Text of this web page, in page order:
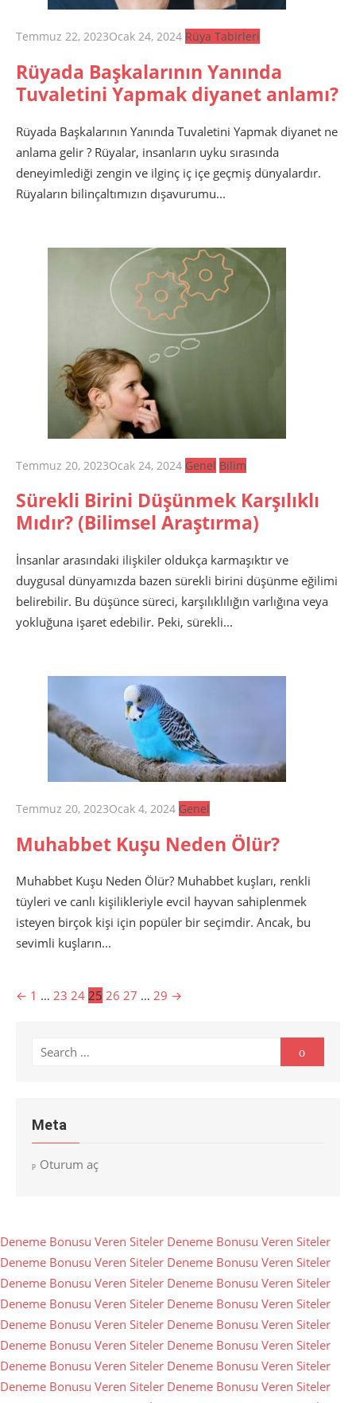
Posted
Temmuz 22, 2023Ocak 24, 2024 Rüya Tabirleri
Rüyada Başkalarının Yanında
Tuvaletini Yapmak diyanet anlamı?
Rüyada Başkalarının Yanında Tuvaletini Yapmak diyanet ne
anlama gelir ? Rüyalar, insanların uyku sırasında
deneyimlediği zengin ve ilginç iç içe geçmiş dünyalardır.
Rüyaların bilinçaltımızın dışavurumu...
Posted
Temmuz 20, 2023Ocak 24, 2024 Genel Bilim
Sürekli Birini Düşünmek Karşılıklı
Mıdır? (Bilimsel Araştırma)
İnsanlar arasındaki ilişkiler oldukça karmaşıktır ve
duygusal dünyamızda bazen sürekli birini düşünme eğilimi
belirebilir. Bu düşünce süreci, karşılıklılığın varlığına veya
yokluğuna işaret edebilir. Peki, sürekli...
Posted
Temmuz 20, 2023Ocak 4, 2024 Genel
Muhabbet Kuşu Neden Ölür?
Muhabbet Kuşu Neden Ölür? Muhabbet kuşları, renkli
tüyleri ve canlı kişilikleriyle evcil hayvan sahiplenmek
isteyen birçok kişi için popüler bir seçimdir. Ancak, bu
sevimli kuşların...
Yazı
← 1 … 23 24 25 26 27 … 29 →
Search
Search
Meta
Oturum aç
Deneme Bonusu Veren Siteler Deneme Bonusu Veren Siteler
Deneme Bonusu Veren Siteler Deneme Bonusu Veren Siteler
Deneme Bonusu Veren Siteler Deneme Bonusu Veren Siteler
Deneme Bonusu Veren Siteler Deneme Bonusu Veren Siteler
Deneme Bonusu Veren Siteler Deneme Bonusu Veren Siteler
Deneme Bonusu Veren Siteler Deneme Bonusu Veren Siteler
Deneme Bonusu Veren Siteler Deneme Bonusu Veren Siteler
Deneme Bonusu Veren Siteler Deneme Bonusu Veren Siteler